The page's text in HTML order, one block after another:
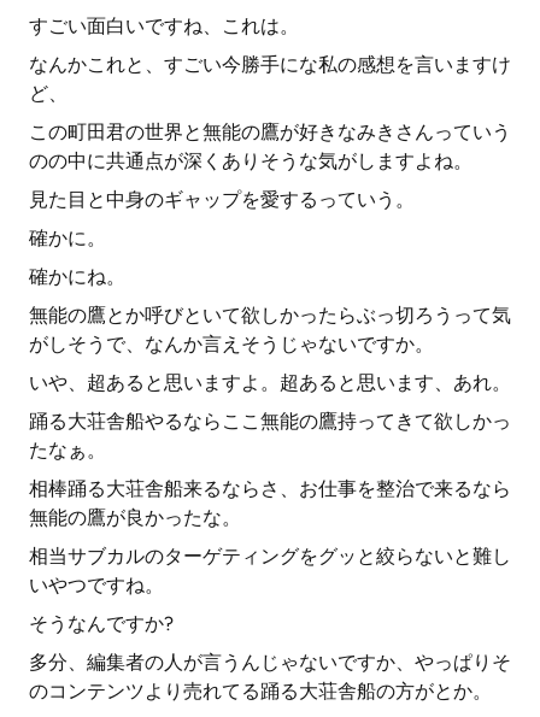
すごい面白いですね、これは。
なんかこれと、すごい今勝手にな私の感想を言いますけ
ど、
この町田君の世界と無能の鷹が好きなみきさんっていう
のの中に共通点が深くありそうな気がしますよね。
見た目と中身のギャップを愛するっていう。
確かに。
確かにね。
無能の鷹とか呼びといて欲しかったらぶっ切ろうって気
がしそうで、なんか言えそうじゃないですか。
いや、超あると思いますよ。超あると思います、あれ。
踊る大荘舎船やるならここ無能の鷹持ってきて欲しかっ
たなぁ。
相棒踊る大荘舎船来るならさ、お仕事を整治で来るなら
無能の鷹が良かったな。
相当サブカルのターゲティングをグッと絞らないと難し
いやつですね。
そうなんですか?
多分、編集者の人が言うんじゃないですか、やっぱりそ
のコンテンツより売れてる踊る大荘舎船の方がとか。